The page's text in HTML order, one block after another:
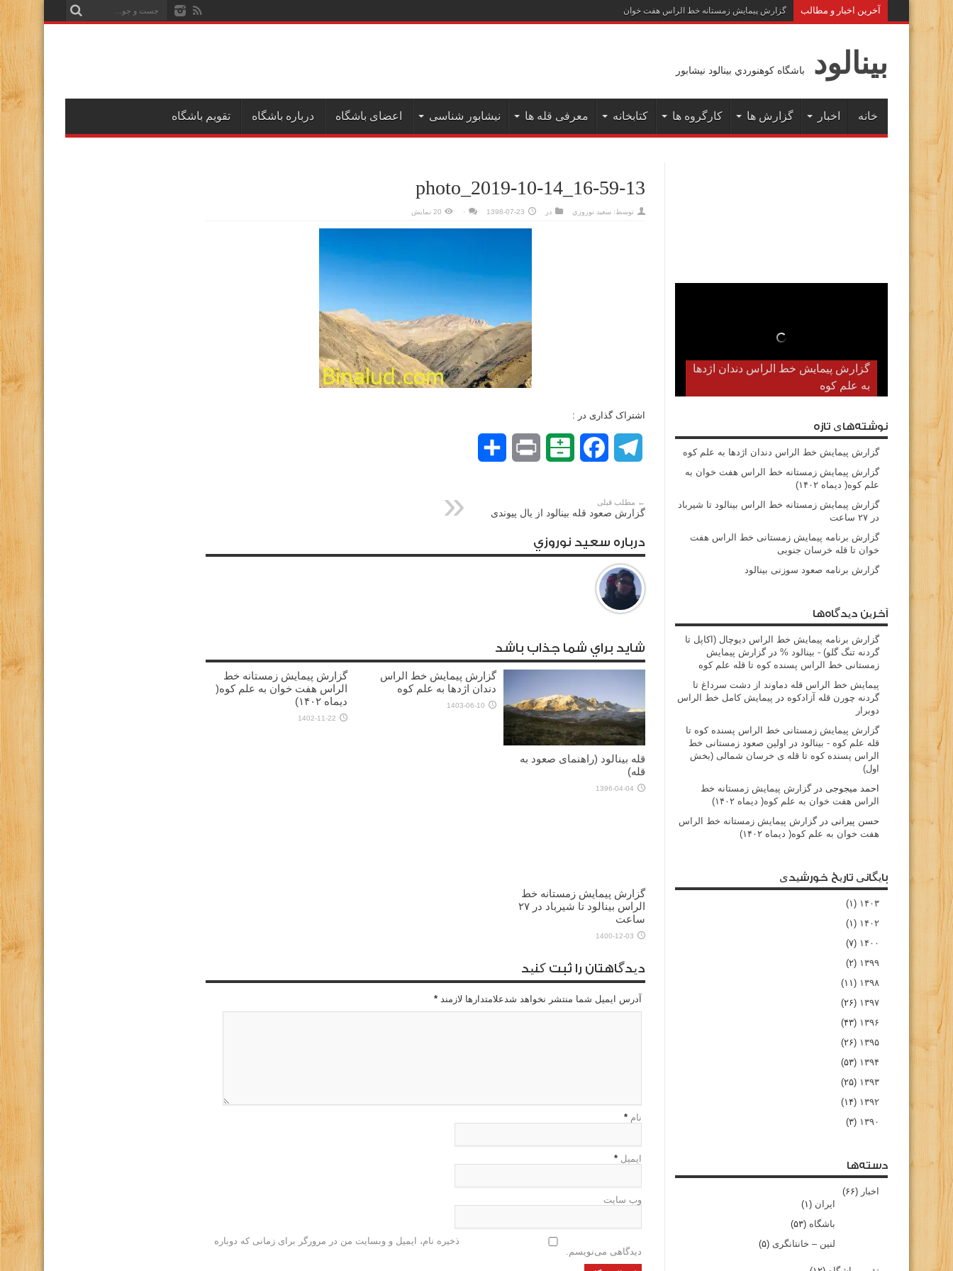
آخرين اخبار و مطالب گزارش پیمایش زمستانه خط الراس هفت خوان به علم کوه( دیماه ۱۴۰۲)
بينالود باشگاه كوهنوردي بينالود نيشابور
خانه اخبار گزارش ها کارگروه ها کتابخانه معرفی قله ها نیشابور شناسی اعضای باشگاه درباره باشگاه تقویم باشگاه
photo_2019-10-14_16-59-13
توسط: سعيد نوروزي در 1398-07-23 ۰ 20 نمایش
اشتراک گذاری در :
Telegram
Facebook
Balatarin
Print
← مطلب قبلی
گزارش صعود قله بینالود از یال پیوندی
درباره سعيد نوروزي
شايد براي شما جذاب باشد
قله بینالود (راهنمای صعود به
قله)
1396-04-04
گزارش پیمایش خط الراس
دندان اژدها به علم کوه
1403-06-10
گزارش پیمایش زمستانه خط
الراس هفت خوان به علم کوه(
دیماه ۱۴۰۲)
1402-11-22
گزارش پیمایش زمستانه خط
الراس بینالود تا شیرباد در ۲۷
ساعت
1400-12-03
دیدگاهتان را ثبت کنید
آدرس ایمیل شما منتشر نخواهد شدعلامتدارها لازمند *
نام *
ایمیل *
وب سایت
ذخیره نام، ایمیل و وبسایت من در مرورگر برای زمانی که دوباره
دیدگاهی می‌نویسم.
گزارش پیمایش خط الراس دندان اژدها
به علم کوه
نوشته‌های تازه
گزارش پیمایش خط الراس دندان اژدها به علم کوه
گزارش پیمایش زمستانه خط الراس هفت خوان به
علم کوه( دیماه ۱۴۰۲)
گزارش پیمایش زمستانه خط الراس بینالود تا شیرباد
در ۲۷ ساعت
گزارش برنامه پیمایش زمستانی خط الراس هفت
خوان تا قله خرسان جنوبی
گزارش برنامه صعود سوزنی بینالود
آخرین دیدگاه‌ها
گزارش برنامه پيمايش خط الراس ديوچال (اكاپل تا
گردنه تنگ گلو) - بينالود % درگزارش پیمایش
زمستانی خط الراس پسنده کوه تا قله علم کوه
پيمايش خط الراس قله دماوند از دشت سرداغ تا
گردنه چورن قله آزادكوه در پیمایش کامل خط الراس
دوبرار
گزارش پیمایش زمستانی خط الراس پسنده کوه تا
قله علم کوه - بينالود در
اولین صعود زمستانی خط
الراس پسنده کوه تا قله ی خرسان شمالی (بخش
اول)
احمد میجوجی درگزارش پیمایش زمستانه خط
الراس هفت خوان به علم کوه( دیماه ۱۴۰۲)
حسن پیرانی درگزارش پیمایش زمستانه خط الراس
هفت خوان به علم کوه( دیماه ۱۴۰۲)
بایگانی تاریخ خورشیدی
۱۴۰۳ (۱)
۱۴۰۲ (۱)
۱۴۰۰ (۷)
۱۳۹۹ (۲)
۱۳۹۸ (۱۱)
۱۳۹۷ (۲۶)
۱۳۹۶ (۴۳)
۱۳۹۵ (۲۶)
۱۳۹۴ (۵۳)
۱۳۹۳ (۲۵)
۱۳۹۲ (۱۴)
۱۳۹۰ (۳)
دسته‌ها
اخبار (۶۶)
ایران (۱)
باشگاه (۵۳)
لنین – خانتانگری (۵)